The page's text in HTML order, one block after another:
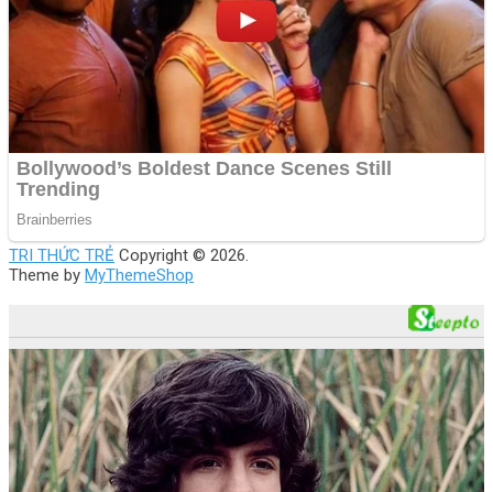
TRI THỨC TRẺ Copyright © 2026.
Theme by MyThemeShop